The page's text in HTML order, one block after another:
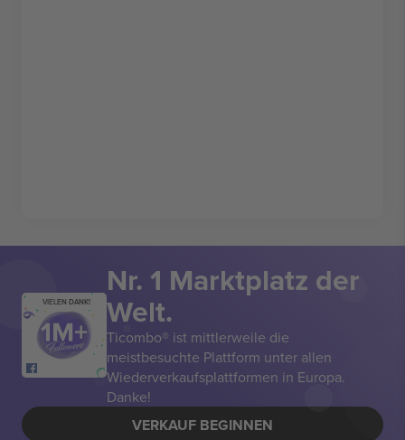
VIELEN DANK!
Nr. 1 Marktplatz der
Welt.
Ticombo® ist mittlerweile die
meistbesuchte Plattform unter allen
Wiederverkaufsplattformen in Europa.
Danke!
VERKAUF BEGINNEN